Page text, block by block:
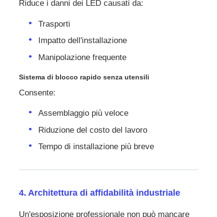
Riduce i danni dei LED causati da:
Trasporti
Impatto dell'installazione
Manipolazione frequente
Sistema di blocco rapido senza utensili
Consente:
Assemblaggio più veloce
Riduzione del costo del lavoro
Tempo di installazione più breve
4. Architettura di affidabilità industriale
Un'esposizione professionale non può mancare